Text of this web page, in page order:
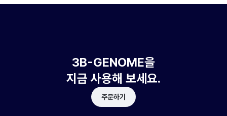
3B-GENOME을
지금 사용해 보세요.
주문하기